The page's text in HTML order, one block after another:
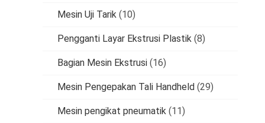
Mesin Uji Tarik (10)
Pengganti Layar Ekstrusi Plastik (8)
Bagian Mesin Ekstrusi (16)
Mesin Pengepakan Tali Handheld (29)
Mesin pengikat pneumatik (11)